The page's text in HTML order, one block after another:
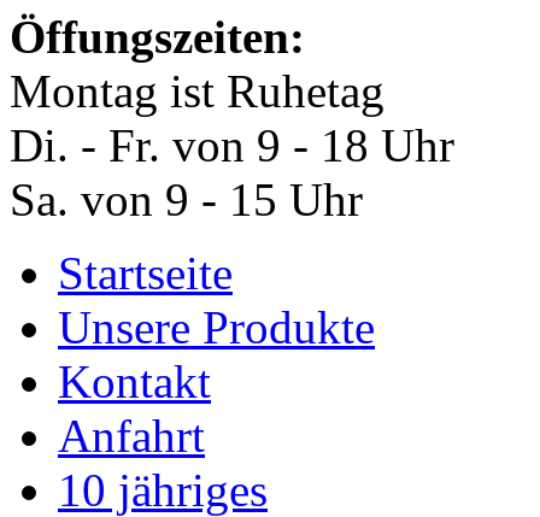
Öffungszeiten:
Montag ist Ruhetag
Di. - Fr. von 9 - 18 Uhr
Sa. von 9 - 15 Uhr
Startseite
Unsere Produkte
Kontakt
Anfahrt
10 jähriges